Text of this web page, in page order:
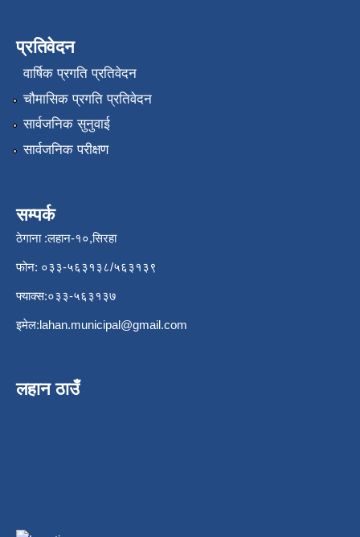
प्रतिवेदन
वार्षिक प्रगति प्रतिवेदन
चौमासिक प्रगति प्रतिवेदन
सार्वजनिक सुनुवाई
सार्वजनिक परीक्षण
सम्पर्क
ठेगाना :लहान-१०,सिरहा
फोन: ०३३-५६३१३८/५६३१३९
फ्याक्स:०३३-५६३१३७
इमेल:lahan.municipal@gmail.com
लहान ठाउँ